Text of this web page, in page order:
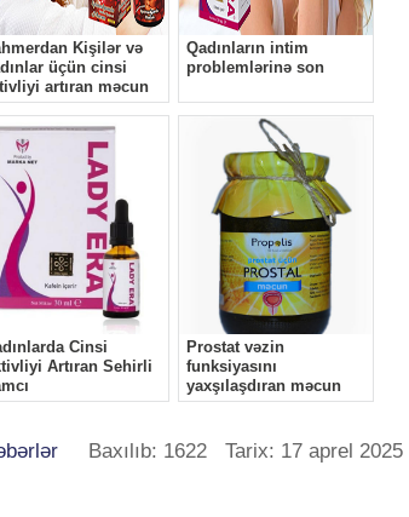
Baxılıb: 1622 Tarix: 17 aprel 2025